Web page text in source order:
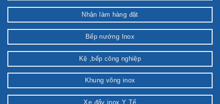
Nhận làm hàng đặt
Bếp nướng Inox
Kệ ,bếp công nghiệp
Khung võng inox
Xe đẩy inox Y Tế